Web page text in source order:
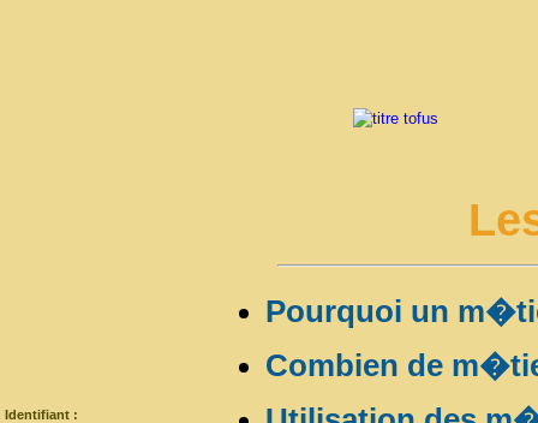
Identifiant :
Pourquoi un
Combien de